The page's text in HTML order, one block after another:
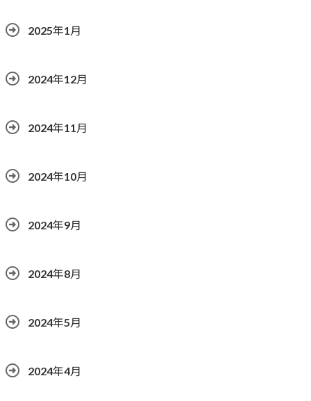
2025年1月
2024年12月
2024年11月
2024年10月
2024年9月
2024年8月
2024年5月
2024年4月